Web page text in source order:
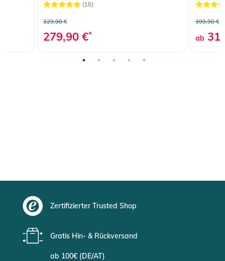
(16)
329,90 €
279,90 €*
399,90 €
ab
Zertifizierter Trusted Shop
Gratis Hin- & Rückversand
ab 100€ (DE/AT)